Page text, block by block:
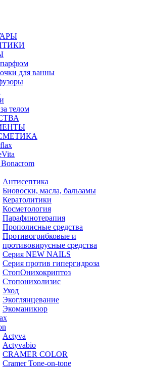
для ванны
телом
Антисептика
Биовоски, масла, бальзамы
Кератолитики
Косметология
Парафинотерапия
Прополисные средства
Противогрибковые и
противовирусные средства
Серия NEW NAILS
Серия против гипергидроза
СтопОнихокриптоз
Стопонихолизис
Уход
Экоглянцевание
Экоманикюр
Actyva
Actyvabio
CRAMER COLOR
Cramer Tone-on-tone